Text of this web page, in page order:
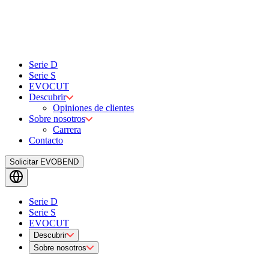
Serie D
Serie S
EVOCUT
Descubrir
Opiniones de clientes
Sobre nosotros
Carrera
Contacto
Solicitar EVOBEND
Serie D
Serie S
EVOCUT
Descubrir
Sobre nosotros